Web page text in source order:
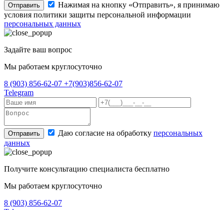
Отправить
Нажимая на кнопку «Отправить», я принимаю
условия политики защиты персональной информации
персональных данных
Задайте ваш вопрос
Мы работаем круглосуточно
8 (903) 856-62-07 +7(903)856-62-07
Telegram
Отправить Даю согласие на обработку персональных
данных
Получите консультацию специалиста бесплатно
Мы работаем круглосуточно
8 (903) 856-62-07